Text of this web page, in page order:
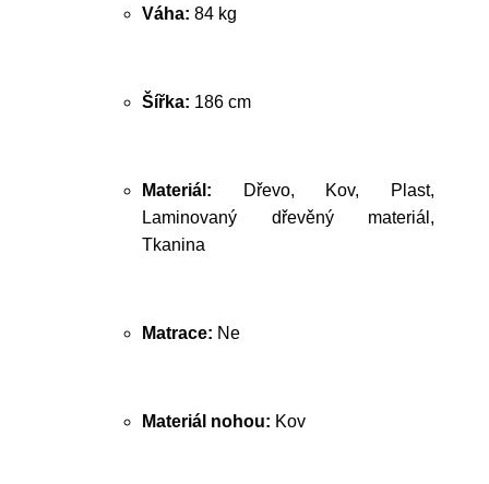
Váha: 84 kg
Šířka: 186 cm
Materiál: Dřevo, Kov, Plast,
Laminovaný dřevěný materiál,
Tkanina
Matrace: Ne
Materiál nohou: Kov